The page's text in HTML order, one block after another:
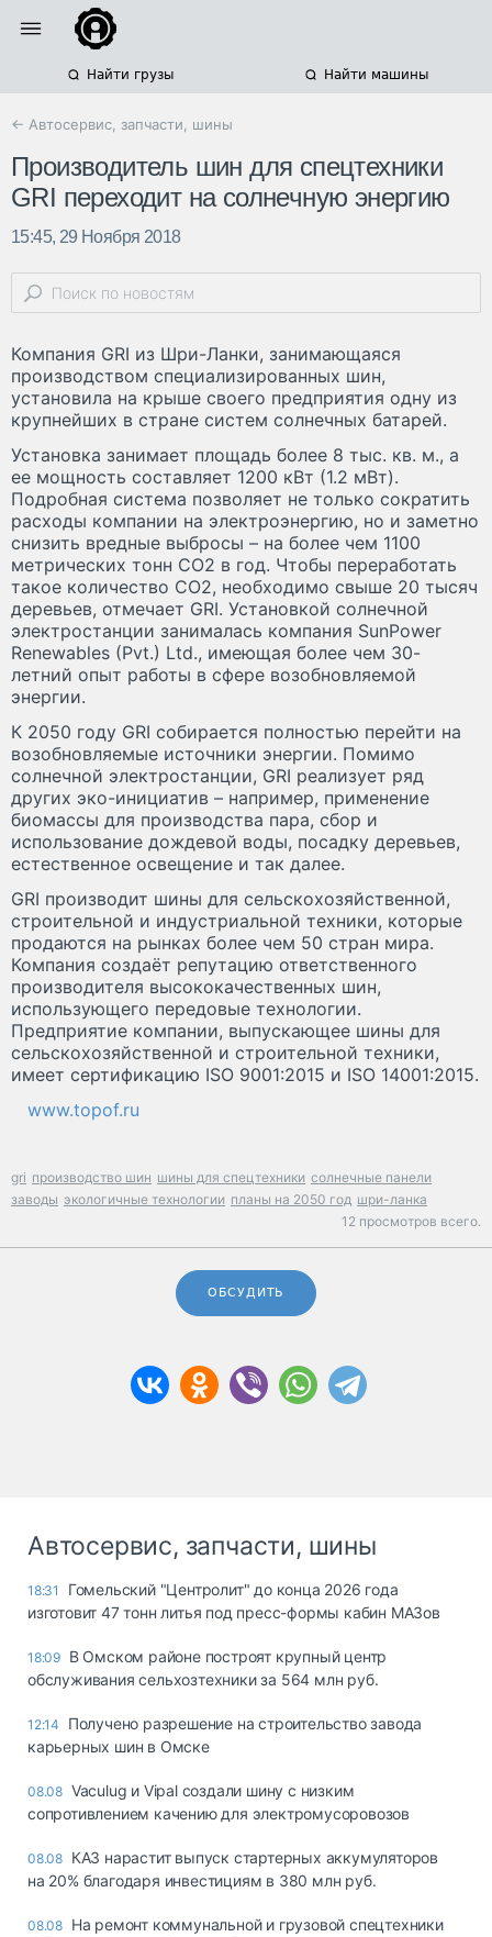
Найти грузы Найти машины
← Автосервис, запчасти, шины
Производитель шин для спецтехники
GRI переходит на солнечную энергию
15:45, 29 Ноября 2018
Компания GRI из Шри-Ланки, занимающаяся
производством специализированных шин,
установила на крыше своего предприятия одну из
крупнейших в стране систем солнечных батарей.
Установка занимает площадь более 8 тыс. кв. м., а
ее мощность составляет 1200 кВт (1.2 мВт).
Подробная система позволяет не только сократить
расходы компании на электроэнергию, но и заметно
снизить вредные выбросы – на более чем 1100
метрических тонн СО2 в год. Чтобы переработать
такое количество СО2, необходимо свыше 20 тысяч
деревьев, отмечает GRI. Установкой солнечной
электростанции занималась компания SunPower
Renewables (Pvt.) Ltd., имеющая более чем 30-
летний опыт работы в сфере возобновляемой
энергии.
К 2050 году GRI собирается полностью перейти на
возобновляемые источники энергии. Помимо
солнечной электростанции, GRI реализует ряд
других эко-инициатив – например, применение
биомассы для производства пара, сбор и
использование дождевой воды, посадку деревьев,
естественное освещение и так далее.
GRI производит шины для сельскохозяйственной,
строительной и индустриальной техники, которые
продаются на рынках более чем 50 стран мира.
Компания создаёт репутацию ответственного
производителя высококачественных шин,
использующего передовые технологии.
Предприятие компании, выпускающее шины для
сельскохозяйственной и строительной техники,
имеет сертификацию ISO 9001:2015 и ISO 14001:2015.
www.topof.ru
gri производство шин шины для спецтехники солнечные панели
заводы экологичные технологии планы на 2050 год шри-ланка
12 просмотров всего.
ОБСУДИТЬ
Автосервис, запчасти, шины
18:31
Гомельский "Центролит" до конца 2026 года
изготовит 47 тонн литья под пресс-формы кабин МАЗов
18:09 В Омском районе построят крупный центр
обслуживания сельхозтехники за 564 млн руб.
12:14
Получено разрешение на строительство завода
карьерных шин в Омске
08.08 Vaculug и Vipal создали шину с низким
сопротивлением качению для электромусоровозов
08.08 КАЗ нарастит выпуск стартерных аккумуляторов
на 20% благодаря инвестициям в 380 млн руб.
08.08 На ремонт коммунальной и грузовой спецтехники